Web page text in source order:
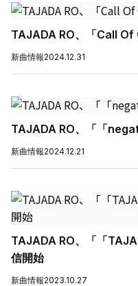
TAJADA RO、「Call
新曲情報2024.12.31
TAJADA RO、「「
新曲情報2024.12.21
TAJADA RO、「「
信開始
新曲情報2023.10.27